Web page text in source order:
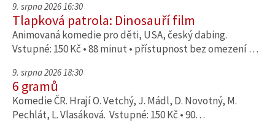
9. srpna 2026 16:30
Tlapková patrola: Dinosauří film
Animovaná komedie pro děti, USA, český dabing.
Vstupné: 150 Kč • 88 minut • přístupnost bez omezení …
9. srpna 2026 18:30
6 gramů
Komedie ČR. Hrají O. Vetchý, J. Mádl, D. Novotný, M.
Pechlát, L. Vlasáková. Vstupné: 150 Kč • 90…